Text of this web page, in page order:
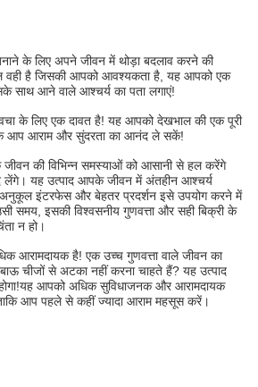
के लिए अपने जीवन में थोड़ा बदलाव करने की
वही है जिसकी आपको आवश्यकता है, यह आपको एक
साथ आने वाले आश्चर्य का पता लगाएं!
के लिए एक दावत है! यह आपको देखभाल की एक पूरी
आप आराम और सुंदरता का आनंद ले सकें!
की विभिन्न समस्याओं को आसानी से हल करेंगे
लेंगे। यह उत्पाद आपके जीवन में अंतहीन आश्चर्य
अनुकूल इंटरफेस और बेहतर प्रदर्शन इसे उपयोग करने में
समय, इसकी विश्वसनीय गुणवत्ता और सही बिक्री के
न हो।
आरामदायक है! एक उच्च गुणवत्ता वाले जीवन का
चीजों से अटका नहीं करना चाहते हैं? यह उत्पाद
आपको अधिक सुविधाजनक और आरामदायक
आप पहले से कहीं ज्यादा आराम महसूस करें।